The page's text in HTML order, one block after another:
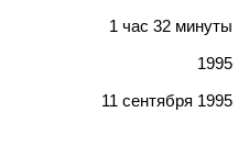
1 час 32 минуты
1995
11 сентября 1995